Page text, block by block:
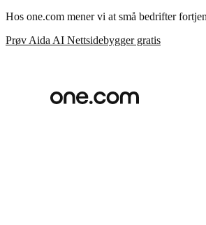
Hos one.com mener vi at små bedrifter
Prøv Aida AI Nettsidebygger gratis